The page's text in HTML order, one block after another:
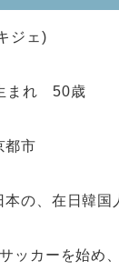
ジェ)
まれ 50歳
市
の、在日韓国
ッカーを始め